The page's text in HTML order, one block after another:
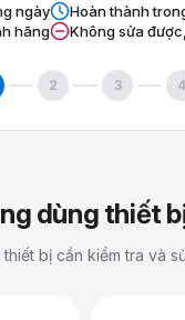
ngày
Hoàn thành
hãng
Không sửa
2 3 4
dùng thiết
thiết bị cần kiểm tra và